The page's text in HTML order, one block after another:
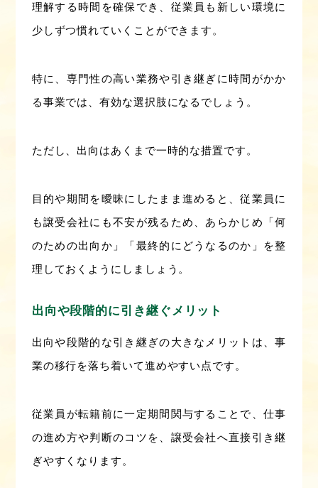
理解する時間を確保でき、従業員も新しい環境に
少しずつ慣れていくことができます。
特に、専門性の高い業務や引き継ぎに時間がかか
る事業では、有効な選択肢になるでしょう。
ただし、出向はあくまで一時的な措置です。
目的や期間を曖昧にしたまま進めると、従業員に
も譲受会社にも不安が残るため、あらかじめ「何
のための出向か」「最終的にどうなるのか」を整
理しておくようにしましょう。
出向や段階的に引き継ぐメリット
出向や段階的な引き継ぎの大きなメリットは、事
業の移行を落ち着いて進めやすい点です。
従業員が転籍前に一定期間関与することで、仕事
の進め方や判断のコツを、譲受会社へ直接引き継
ぎやすくなります。